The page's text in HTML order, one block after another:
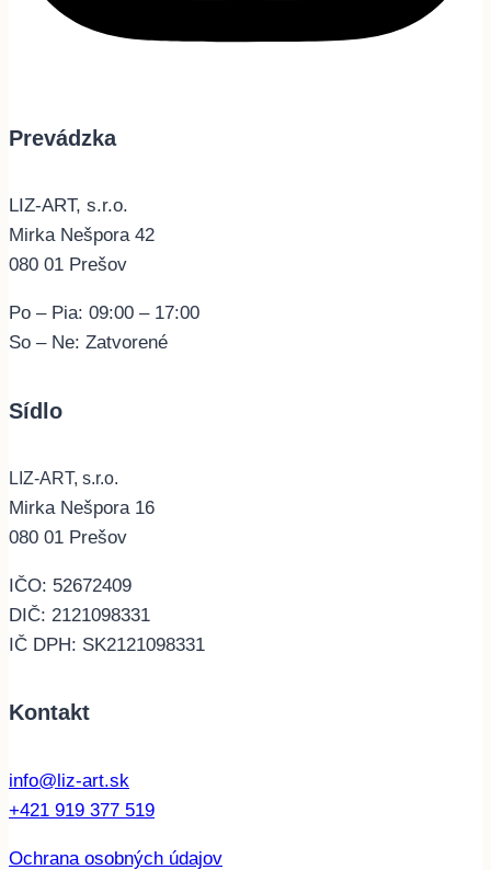
Prevádzka
LIZ-ART, s.r.o.
Mirka Nešpora 42
080 01 Prešov
Po – Pia: 09:00 – 17:00
So – Ne: Zatvorené
Sídlo
LIZ-ART, s.r.o.
Mirka Nešpora 16
080 01 Prešov
IČO: 52672409
DIČ: 2121098331
IČ DPH: SK2121098331
Kontakt
info@liz-art.sk
+421 919 377 519
Ochrana osobných údajov